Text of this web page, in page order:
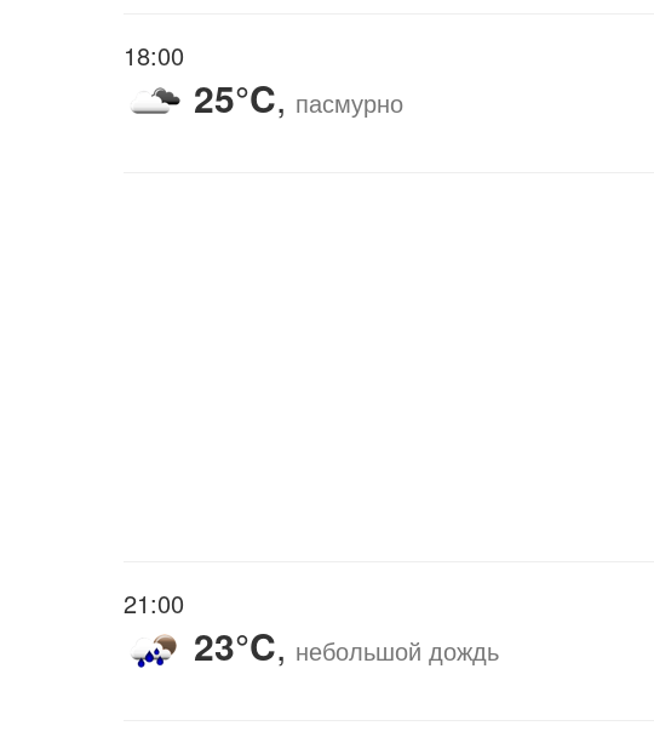
18:00
25°C, пасмурно
21:00
23°C, небольшой дождь